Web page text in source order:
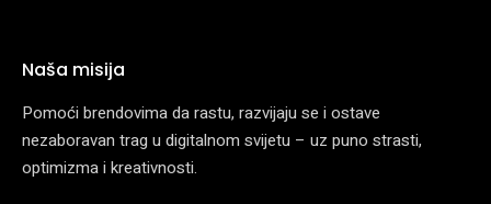
Naša misija
Pomoći brendovima da rastu, razvijaju se i ostave
nezaboravan trag u digitalnom svijetu – uz puno strasti,
optimizma i kreativnosti.